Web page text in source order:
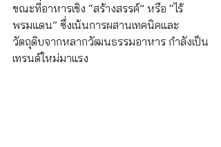
ขณะที่อาหารเชิง “สร้างสรรค์” หรือ “ไร้
พรมแดน” ซึ่งเน้นการผสานเทคนิคและ
วัตถุดิบจากหลากวัฒนธรรมอาหาร กำลังเป็น
เทรนด์ใหม่มาแรง